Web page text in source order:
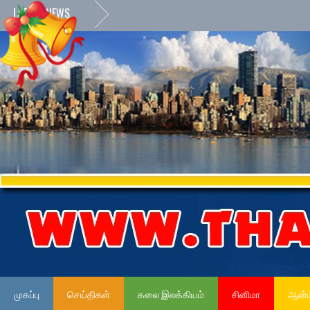
LATEST NEWS
முகப்பு செய்திகள் கலை இலக்கியம் சினிமா